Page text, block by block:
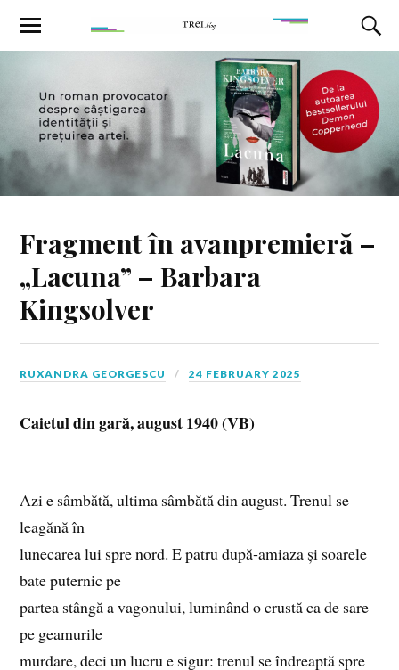
Fragment în avanpremieră –
„Lacuna” – Barbara
Kingsolver
RUXANDRA GEORGESCU 24 FEBRUARY 2025
Caietul din gară, august 1940 (VB)
Azi e sâmbătă, ultima sâmbătă din august. Trenul se
leagănă în
lunecarea lui spre nord. E patru după‑amiaza și soarele
bate puternic pe
partea stângă a vagonului, luminând o crustă ca de sare
pe geamurile
murdare, deci un lucru e sigur: trenul se îndreaptă spre